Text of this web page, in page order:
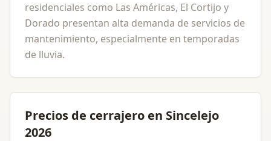
residenciales como Las Américas, El Cortijo y
Dorado presentan alta demanda de servicios de
mantenimiento, especialmente en temporadas
de lluvia.
Precios de cerrajero en Sincelejo
2026